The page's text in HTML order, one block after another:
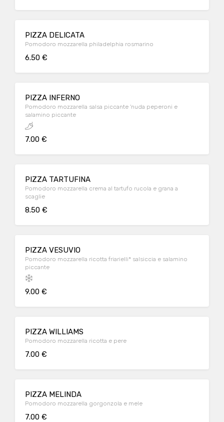
PIZZA DELICATA
Pomodoro mozzarella philadelphia rosmarino
6.50 €
PIZZA INFERNO
Pomodoro mozzarella salsa piccante 'nuda peperoni e
salamino piccante
7.00 €
PIZZA TARTUFINA
Pomodoro mozzarella crema al tartufo rucola e grana a
scaglie
8.50 €
PIZZA VESUVIO
Pomodoro mozzarella ricotta friarielli* salsiccia e salamino
piccante
9.00 €
PIZZA WILLIAMS
Pomodoro mozzarella ricotta e pere
7.00 €
PIZZA MELINDA
Pomodoro mozzarella gorgonzola e mele
7.00 €